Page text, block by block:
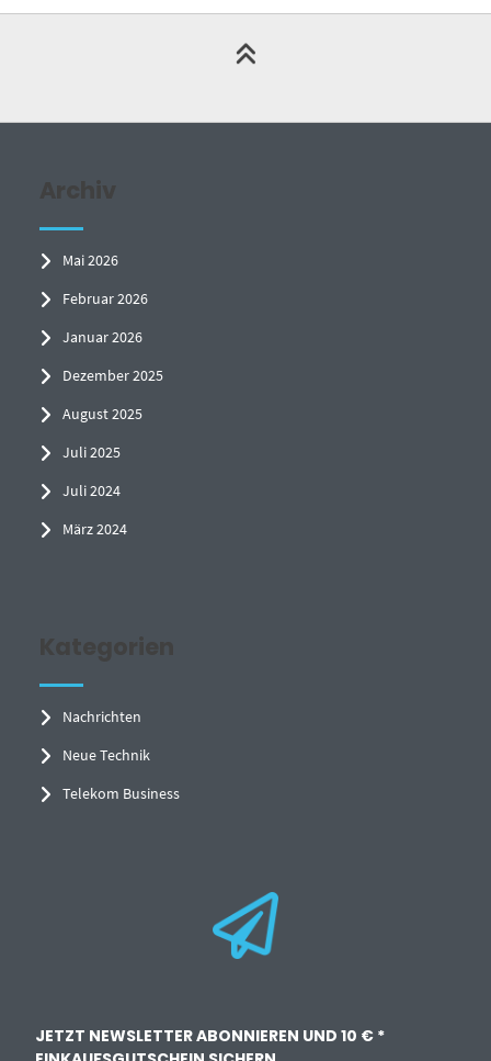
Archiv
Mai 2026
Februar 2026
Januar 2026
Dezember 2025
August 2025
Juli 2025
Juli 2024
März 2024
Kategorien
Nachrichten
Neue Technik
Telekom Business
JETZT NEWSLETTER ABONNIEREN UND 10 € *